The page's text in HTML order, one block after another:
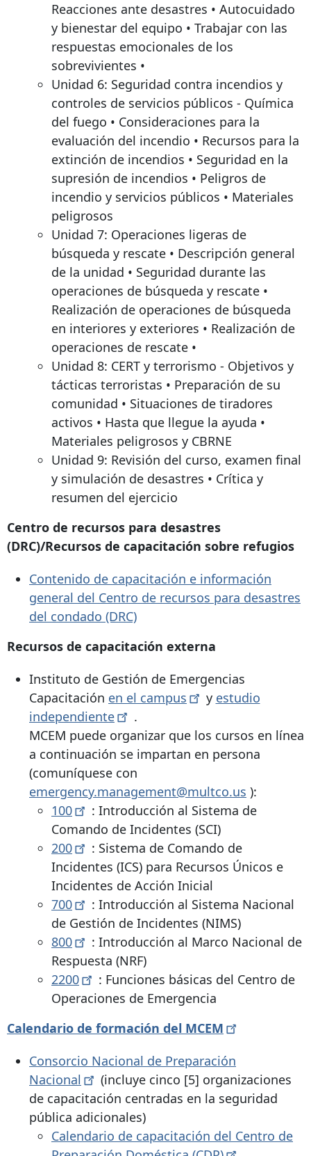
Reacciones ante desastres • Autocuidado
y bienestar del equipo • Trabajar con las
respuestas emocionales de los
sobrevivientes •
Unidad 6: Seguridad contra incendios y
controles de servicios públicos - Química
del fuego • Consideraciones para la
evaluación del incendio • Recursos para la
extinción de incendios • Seguridad en la
supresión de incendios • Peligros de
incendio y servicios públicos • Materiales
peligrosos
Unidad 7: Operaciones ligeras de
búsqueda y rescate • Descripción general
de la unidad • Seguridad durante las
operaciones de búsqueda y rescate •
Realización de operaciones de búsqueda
en interiores y exteriores • Realización de
operaciones de rescate •
Unidad 8: CERT y terrorismo - Objetivos y
tácticas terroristas • Preparación de su
comunidad • Situaciones de tiradores
activos • Hasta que llegue la ayuda •
Materiales peligrosos y CBRNE
Unidad 9: Revisión del curso, examen final
y simulación de desastres • Crítica y
resumen del ejercicio
Centro de recursos para desastres
(DRC)/Recursos de capacitación sobre refugios
Contenido de capacitación e información
general del Centro de recursos para desastres
del condado (DRC)
Recursos de capacitación externa
Instituto de Gestión de Emergencias
Capacitación en el campus y estudio
independiente
.
MCEM puede organizar que los cursos en línea
a continuación se impartan en persona
(comuníquese con
emergency.management@multco.us ):
100
: Introducción al Sistema de
Comando de Incidentes (SCI)
200
: Sistema de Comando de
Incidentes (ICS) para Recursos Únicos e
Incidentes de Acción Inicial
700
: Introducción al Sistema Nacional
de Gestión de Incidentes (NIMS)
800
: Introducción al Marco Nacional de
Respuesta (NRF)
2200
: Funciones básicas del Centro de
Operaciones de Emergencia
Calendario de formación del MCEM
Consorcio Nacional de Preparación
Nacional
(incluye cinco [5] organizaciones
de capacitación centradas en la seguridad
pública adicionales)
Calendario de capacitación del Centro de